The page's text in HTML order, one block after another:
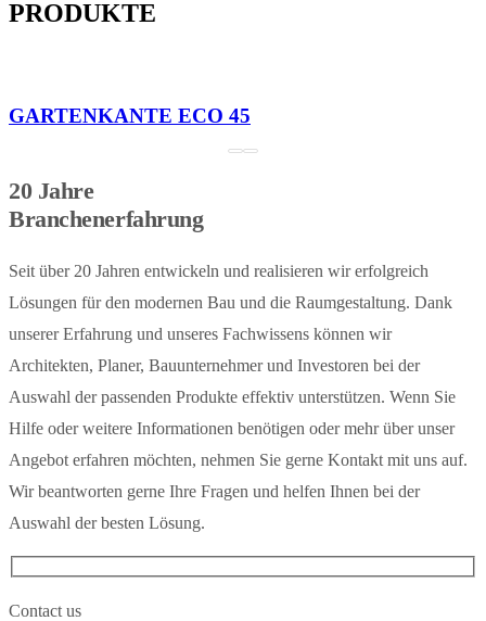
PRODUKTE
GARTENKANTE ECO 45
20 Jahre
Branchenerfahrung
Seit über 20 Jahren entwickeln und realisieren wir erfolgreich
Lösungen für den modernen Bau und die Raumgestaltung. Dank
unserer Erfahrung und unseres Fachwissens können wir
Architekten, Planer, Bauunternehmer und Investoren bei der
Auswahl der passenden Produkte effektiv unterstützen. Wenn Sie
Hilfe oder weitere Informationen benötigen oder mehr über unser
Angebot erfahren möchten, nehmen Sie gerne Kontakt mit uns auf.
Wir beantworten gerne Ihre Fragen und helfen Ihnen bei der
Auswahl der besten Lösung.
Contact us